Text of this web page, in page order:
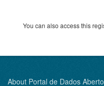
You can also access this
About Portal de Dados